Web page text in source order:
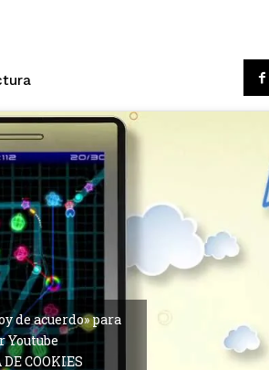
de acuerdo» para
Youtube
COOKIES